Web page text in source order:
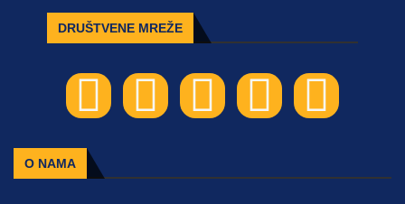
DRUŠTVENE MREŽE
O NAMA